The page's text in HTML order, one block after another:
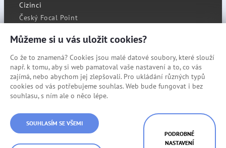
Cizinci
Český Focal Point
RSS
Cookies
Prohlášení o přístupnosti
Mapa stránek
© Státní úřad inspekce práce
Můžeme si u vás uložit cookies?
Co že to znamená? Cookies jsou malé datové soubory, které slouží
např. k tomu, aby si web pamatoval vaše nastavení a to, co vás
zajímá, nebo abychom jej zlepšovali. Pro ukládání různých typů
cookies od vás potřebujeme souhlas. Web bude fungovat i bez
souhlasu, s ním ale o něco lépe.
SOUHLASÍM SE VŠEMI
PODROBNÉ
NASTAVENÍ